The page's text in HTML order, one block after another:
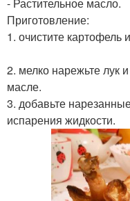
Приготовление:
1. очистите картофель
2. мелко нарежьте лук
масле.
3. добавьте
испарения жидкости.